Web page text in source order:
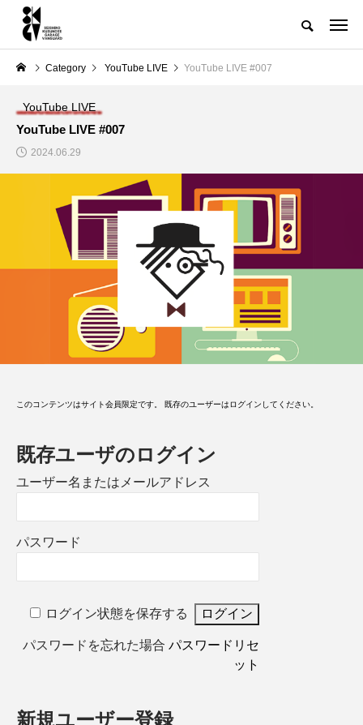
Category YouTube LIVE YouTube LIVE #007
YouTube LIVE
YouTube LIVE #007
2024.06.29
このコンテンツはサイト会員限定です。 既存のユーザーはログインしてください。
既存ユーザのログイン
ユーザー名またはメールアドレス
パスワード
ログイン状態を保存する
パスワードを忘れた場合 パスワードリセ
ット
新規ユーザー登録